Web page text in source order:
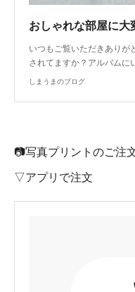
いつもご覧いただきありが
されてますか？アルバム
しまうまのブログ
📷写真プリントのご注
▽アプリで注文